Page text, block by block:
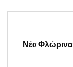
Νέα Φλώρινα